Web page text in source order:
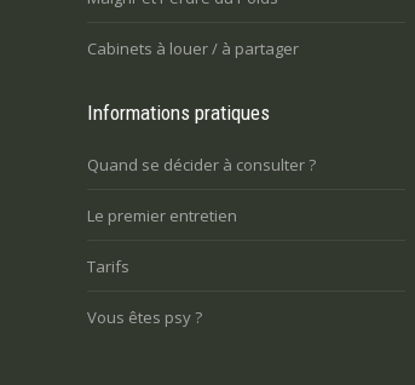
Cabinets à louer / à partager
Informations pratiques
Quand se décider à consulter ?
Le premier entretien
Tarifs
Vous êtes psy ?